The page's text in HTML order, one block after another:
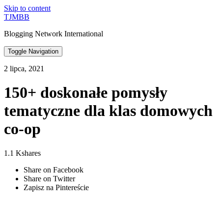
Skip to content
TJMBB
Blogging Network International
Toggle Navigation
2 lipca, 2021
150+ doskonałe pomysły
tematyczne dla klas domowych
co-op
1.1 Kshares
Share on Facebook
Share on Twitter
Zapisz na Pintereście